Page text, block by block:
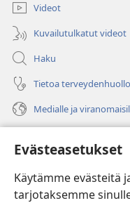
Evästeasetukset
Käytämme evästeitä
tarjotaksemme
Videot
Kuvailutulkatut videot
Haku
Tietoa
Medialle ja
(avaa
uuden